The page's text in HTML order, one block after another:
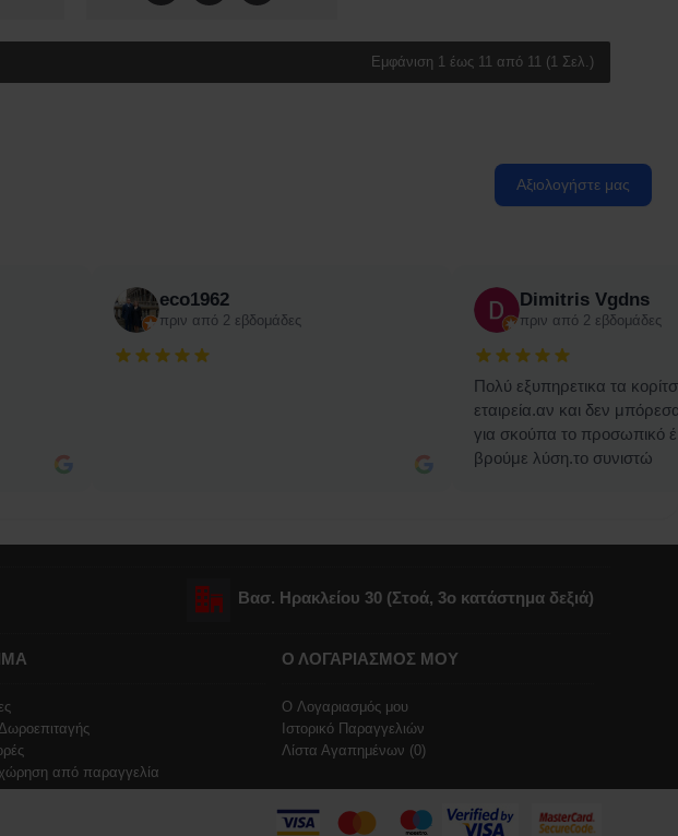
Εμφάνιση 1 έως 11 από 11 (1 Σελ.)
Αξιολογήστε μας
eco1962
πριν από 2 εβδομάδες
Dimitris Vgdns
πριν από 2 εβδομάδες
Πολύ εξυπηρετικα τα
εταιρεία.αν και δεν
για σκούπα το προσωπικό
βρούμε λύση.το συνιστώ
Βασ. Ηρακλείου 30 (Στοά, 3o κατάστημα δεξιά)
από παραγγελία
Ο ΛΟΓΑΡΙΑΣΜΟΣ ΜΟΥ
O Λογαριασμός μου
Ιστορικό Παραγγελιών
Λίστα Αγαπημένων (0)